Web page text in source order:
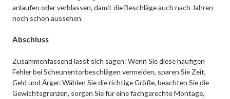
anlaufen oder verblassen, damit die Beschläge auch nach Jahren
noch schön aussehen.
Abschluss
Zusammenfassend lässt sich sagen: Wenn Sie diese häufigen
Fehler bei Scheunentorbeschlägen vermeiden, sparen Sie Zeit,
Geld und Ärger. Wählen Sie die richtige Größe, beachten Sie die
Gewichtsgrenzen, sorgen Sie für eine fachgerechte Montage,